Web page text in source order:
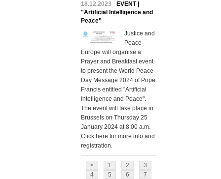
18.12.2023
EVENT |
"Artificial Intelligence and
Peace"
Justice and
Peace
Europe will organise a
Prayer and Breakfast event
to present the World Peace
Day Message 2024 of Pope
Francis entitled "Artificial
Intelligence and Peace".
The event will take place in
Brussels on Thursday 25
January 2024 at 8.00 a.m.
Click here for more info and
registration.
< 1 2
3
4
5 6
7